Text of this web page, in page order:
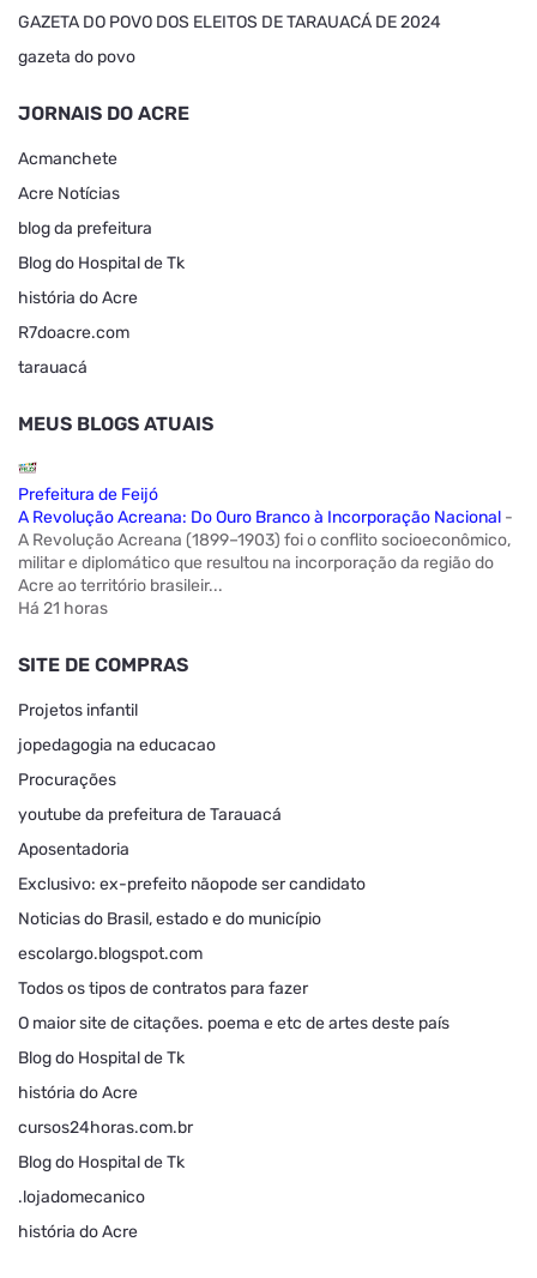
GAZETA DO POVO DOS ELEITOS DE TARAUACÁ DE 2024
gazeta do povo
JORNAIS DO ACRE
Acmanchete
Acre Notícias
blog da prefeitura
Blog do Hospital de Tk
história do Acre
R7doacre.com
tarauacá
MEUS BLOGS ATUAIS
Prefeitura de Feijó
A Revolução Acreana: Do Ouro Branco à Incorporação Nacional -
A Revolução Acreana (1899–1903) foi o conflito socioeconômico,
militar e diplomático que resultou na incorporação da região do
Acre ao território brasileir...
Há 21 horas
SITE DE COMPRAS
Projetos infantil
jopedagogia na educacao
Procurações
youtube da prefeitura de Tarauacá
Aposentadoria
Exclusivo: ex-prefeito nãopode ser candidato
Noticias do Brasil, estado e do município
escolargo.blogspot.com
Todos os tipos de contratos para fazer
O maior site de citações. poema e etc de artes deste país
Blog do Hospital de Tk
história do Acre
cursos24horas.com.br
Blog do Hospital de Tk
.lojadomecanico
história do Acre